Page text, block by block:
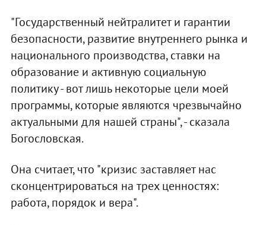
"Государственный нейтралитет и гарантии
безопасности, развитие внутреннего рынка и
национального производства, ставки на
образование и активную социальную
политику - вот лишь некоторые цели моей
программы, которые являются чрезвычайно
актуальными для нашей страны", - сказала
Богословская.
Она считает, что "кризис заставляет нас
сконцентрироваться на трех ценностях:
работа, порядок и вера".